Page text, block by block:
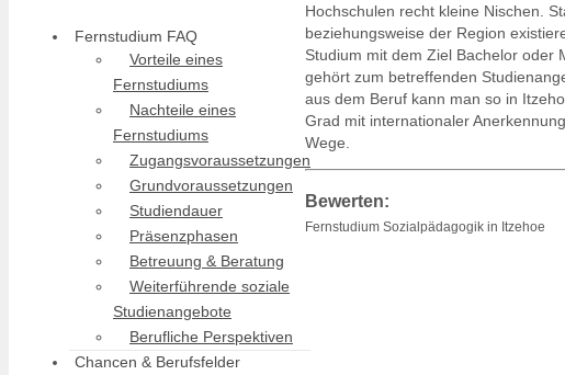
Hochschulen recht kleine Nischen.
beziehungsweise der Region
Studium mit dem Ziel Bachelor oder
gehört zum betreffenden
aus dem Beruf kann man so in
Grad mit internationaler
Wege.
Bewerten:
Fernstudium Sozialpädagogik in Itzehoe
Fernstudium FAQ
Vorteile eines
Fernstudiums
Nachteile eines
Fernstudiums
Zugangsvoraussetzungen
Grundvoraussetzungen
Studiendauer
Präsenzphasen
Betreuung & Beratung
Weiterführende soziale
Studienangebote
Berufliche Perspektiven
Chancen & Berufsfelder